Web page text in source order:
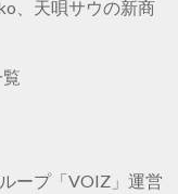
、天唄サウの新商
ープ「VOIZ」運営